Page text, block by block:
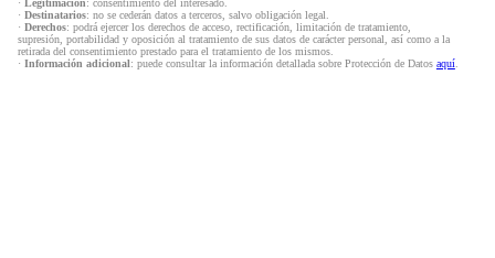
· Legitimación: consentimiento del interesado.
· Destinatarios: no se cederán datos a terceros, salvo obligación legal.
· Derechos: podrá ejercer los derechos de acceso, rectificación, limitación de tratamiento,
supresión, portabilidad y oposición al tratamiento de sus datos de carácter personal, así como a la
retirada del consentimiento prestado para el tratamiento de los mismos.
· Información adicional: puede consultar la información detallada sobre Protección de Datos aquí.